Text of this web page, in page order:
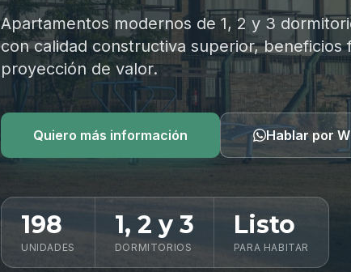
Apartamentos modernos de 1, 2 y 3
con calidad constructiva superior, beneficios
proyección de valor.
Quiero más información Hablar por
198
UNIDADES
1, 2 y 3
DORMITORIOS
Listo
PARA HABITAR